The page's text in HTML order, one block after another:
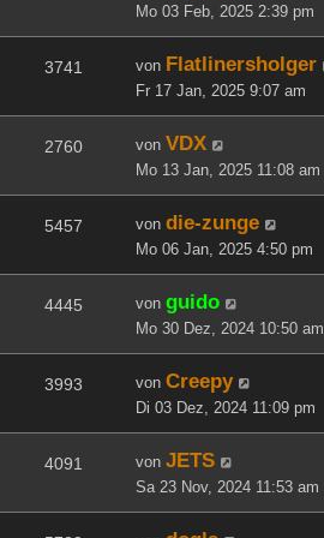
Mo 03 Feb, 2025 2:39 pm
3741 von Flatlinersholger
Fr 17 Jan, 2025 9:07 am
2760 von VDX
Mo 13 Jan, 2025 11:08 am
5457 von die-zunge
Mo 06 Jan, 2025 4:50 pm
4445 von guido
Mo 30 Dez, 2024 10:50 am
3993 von Creepy
Di 03 Dez, 2024 11:09 pm
4091 von JETS
Sa 23 Nov, 2024 11:53 am